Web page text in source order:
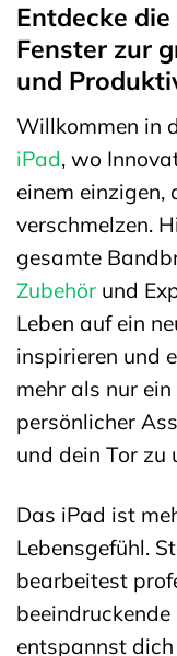
Entdecke
Fenster zur
und
Willkommen in
iPad, wo
einem einzigen,
verschmelzen.
gesamte
Zubehör und
Leben auf ein
inspirieren und
mehr als nur
persönlicher
und dein Tor zu
Das iPad ist
Lebensgefühl.
bearbeitest
entspannst